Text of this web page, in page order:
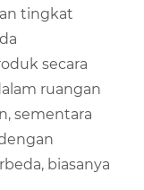
tingkat
secara
ruangan
sementara
biasanya